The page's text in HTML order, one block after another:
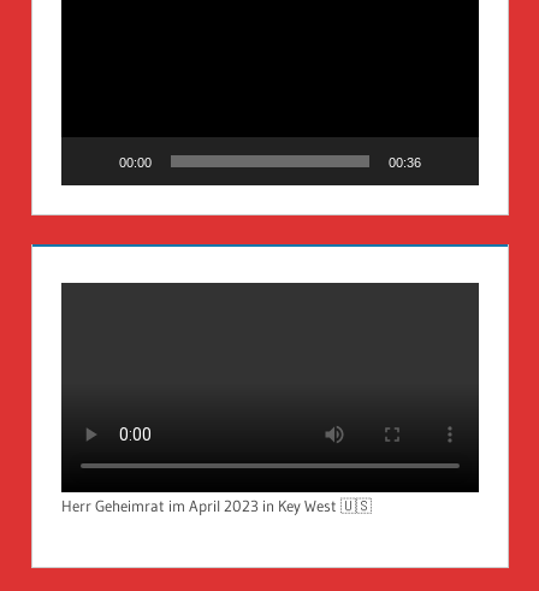
00:00 00:36
Herr Geheimrat im April 2023 in Key West 🇺🇸